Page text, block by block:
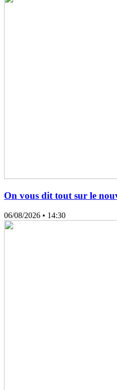
On vous dit tout sur le
06/08/2026 • 14:30